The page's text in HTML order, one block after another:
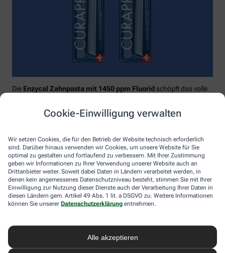
Cookie-Einwilligung verwalten
Wir setzen Cookies, die für den Betrieb der Website technisch erforderlich
sind. Darüber hinaus verwenden wir Cookies, um unsere Website für Sie
optimal zu gestalten und fortlaufend zu verbessern. Mit Ihrer Zustimmung
geben wir Informationen zu Ihrer Verwendung unserer Website auch an
Drittanbieter weiter. Soweit dabei Daten in Ländern verarbeitet werden, in
denen kein angemessenes Datenschutzniveau besteht, stimmen Sie mit Ihrer
Einwilligung zur Nutzung dieser Dienste auch der Verarbeitung Ihrer Daten in
diesen Ländern gem. Artikel 49 Abs. 1 lit. a DSGVO zu. Weitere Informationen
können Sie unserer Datenschutzerklärung entnehmen.
Alle akzeptieren
Die Enzycal Zahnpasta mit 1450 ppm Fluorid schöpft das volle
Enzymen deine körpereigenen Abwehrkräfte.
Interdentalbürsten „prime“
reinigen den gesamten kritischen
Zahnzwischenraum effektiv und verletzungsfrei: vom
Zahnfleischrand über die konkaven Nischen bis direkt unter die
Kontaktstelle. Selbst kleinste Interdentalräume werden ohne
Verletzungsgefahr behandelt – dank Cural®, dem hauchdünnen
und extrastarken Chirurgendraht, mit dem eine einzige
Reinigungsbewegung ausreicht: einmal rein und raus. Fertig.
Das House of Mouth bündelt dieses Wissen – und macht